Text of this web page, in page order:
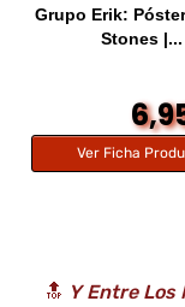
Grupo Erik:
Stones |...
Ver Ficha
🔝 Y Entre Los